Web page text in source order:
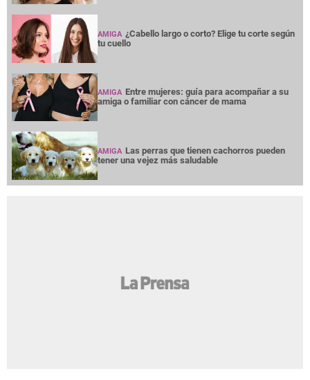
AMIGA ¿Cabello largo o corto? Elige tu corte según
tu cuello
AMIGA Entre mujeres: guía para acompañar a su
amiga o familiar con cáncer de mama
AMIGA Las perras que tienen cachorros pueden
tener una vejez más saludable